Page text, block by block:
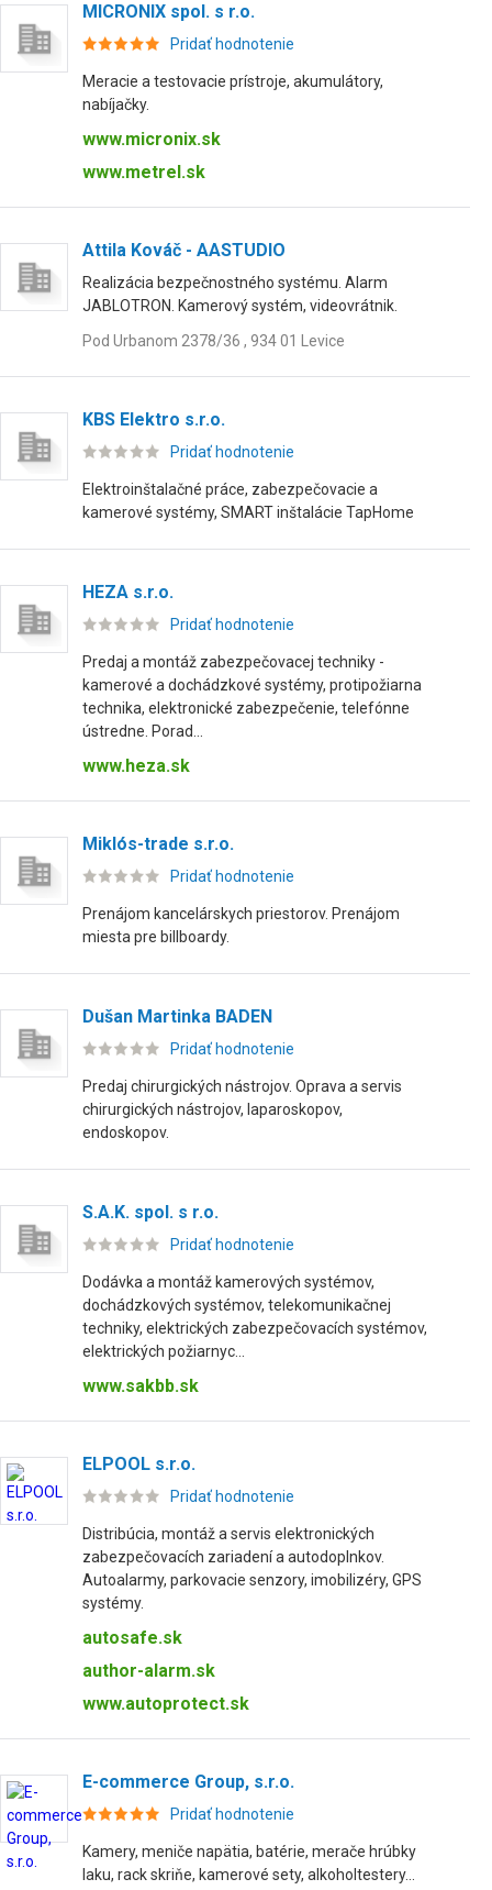
MICRONIX spol. s r.o.
Pridať hodnotenie
Meracie a testovacie prístroje, akumulátory,
nabíjačky.
www.micronix.sk
www.metrel.sk
Attila Kováč - AASTUDIO
Realizácia bezpečnostného systému. Alarm
JABLOTRON. Kamerový systém, videovrátnik.
Pod Urbanom 2378/36 , 934 01 Levice
KBS Elektro s.r.o.
Pridať hodnotenie
Elektroinštalačné práce, zabezpečovacie a
kamerové systémy, SMART inštalácie TapHome
HEZA s.r.o.
Pridať hodnotenie
Predaj a montáž zabezpečovacej techniky -
kamerové a dochádzkové systémy, protipožiarna
technika, elektronické zabezpečenie, telefónne
ústredne. Porad...
www.heza.sk
Miklós-trade s.r.o.
Pridať hodnotenie
Prenájom kancelárskych priestorov. Prenájom
miesta pre billboardy.
Dušan Martinka BADEN
Pridať hodnotenie
Predaj chirurgických nástrojov. Oprava a servis
chirurgických nástrojov, laparoskopov,
endoskopov.
S.A.K. spol. s r.o.
Pridať hodnotenie
Dodávka a montáž kamerových systémov,
dochádzkových systémov, telekomunikačnej
techniky, elektrických zabezpečovacích systémov,
elektrických požiarnyc...
www.sakbb.sk
ELPOOL s.r.o.
Pridať hodnotenie
Distribúcia, montáž a servis elektronických
zabezpečovacích zariadení a autodoplnkov.
Autoalarmy, parkovacie senzory, imobilizéry, GPS
systémy.
autosafe.sk
author-alarm.sk
www.autoprotect.sk
E-commerce Group, s.r.o.
Pridať hodnotenie
Kamery, meniče napätia, batérie, merače hrúbky
laku, rack skriňe, kamerové sety, alkoholtestery...